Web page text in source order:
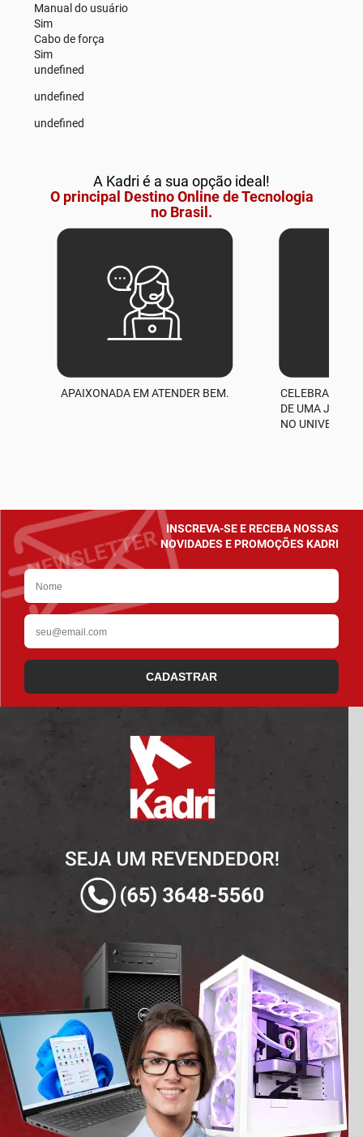
Manual do usuário
Sim
Cabo de força
Sim
undefined
undefined
undefined
A Kadri é a sua opção ideal!
O principal Destino Online de Tecnologia
no Brasil.
APAIXONADA EM ATENDER BEM.
CELEBRAMOS
DE UMA
NO UNIVERSO
INSCREVA-SE E RECEBA NOSSAS
NOVIDADES E PROMOÇÕES KADRI
CADASTRAR